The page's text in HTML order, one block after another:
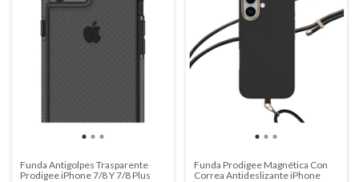
Funda Antigolpes Trasparente
Prodigee iPhone 7/8 Y 7/8 Plus
Funda Prodigee Magnética Con
Correa Antideslizante iPhone